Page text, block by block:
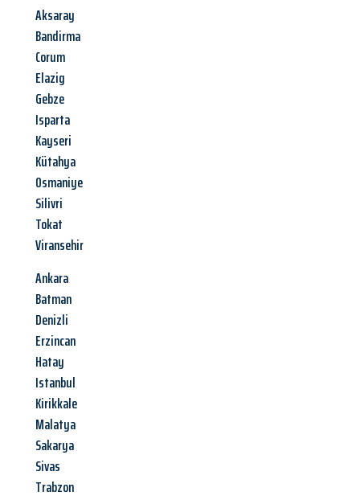
Aksaray
Bandirma
Corum
Elazig
Gebze
Isparta
Kayseri
Kütahya
Osmaniye
Silivri
Tokat
Viransehir
Ankara
Batman
Denizli
Erzincan
Hatay
Istanbul
Kirikkale
Malatya
Sakarya
Sivas
Trabzon